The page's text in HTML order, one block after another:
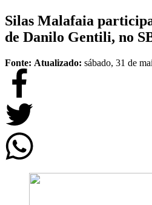
Silas Malafaia
de Danilo Gentili, no
Fonte: Atualizado: sábado, 31 de